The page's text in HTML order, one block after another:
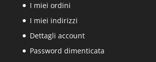
I miei ordini
I miei indirizzi
Dettagli account
Password dimenticata